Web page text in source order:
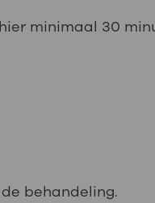
minimaal 30
behandeling.